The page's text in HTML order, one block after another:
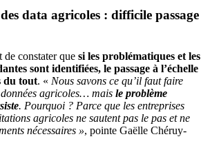
data agricoles : difficile passage
constater que si les problématiques et les
sont identifiées, le passage à l’échelle
du tout. « Nous savons ce qu’il faut faire
agricoles… mais le problème
. Pourquoi ? Parce que les entreprises
agricoles ne sautent pas le pas et ne
nécessaires », pointe Gaëlle Chéruy-